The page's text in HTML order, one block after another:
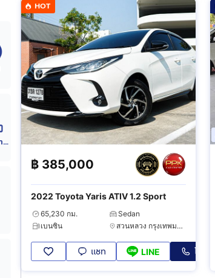
รถพลังงานไฟฟ้า (EV)
HOT
฿ 385,000
2022 Toyota Yaris ATIV 1.2 Sport
65,230 กม.
Sedan
เบนซิน
สวนหลวง กรุงเทพมหานคร
แชท LINE โทร